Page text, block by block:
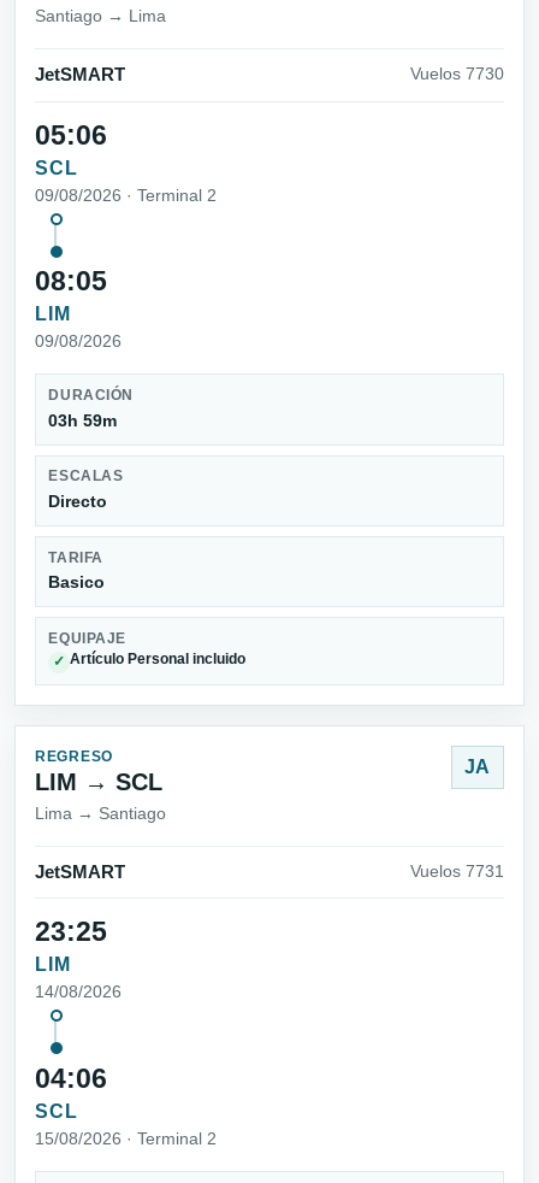
Santiago → Lima
JetSMART Vuelos 7730
05:06
SCL
09/08/2026 · Terminal 2
08:05
LIM
09/08/2026
DURACIÓN
03h 59m
ESCALAS
Directo
TARIFA
Basico
EQUIPAJE
✓ Artículo Personal incluido
REGRESO
LIM → SCL
Lima → Santiago
JA
JetSMART Vuelos 7731
23:25
LIM
14/08/2026
04:06
SCL
15/08/2026 · Terminal 2